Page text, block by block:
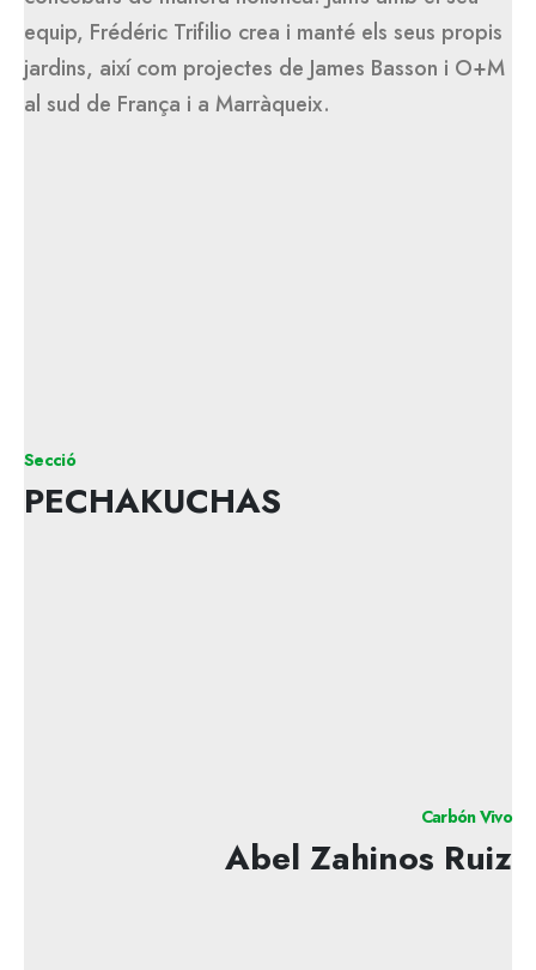
equip, Frédéric Trifilio crea i manté els seus propis
jardins, així com projectes de James Basson i O+M
al sud de França i a Marràqueix.
Secció
PECHAKUCHAS
Carbón Vivo
Abel Zahinos Ruiz